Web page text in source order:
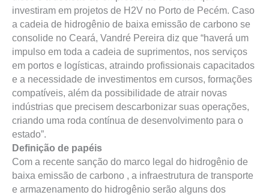
investiram em projetos de H2V no Porto de Pecém. Caso
a cadeia de hidrogênio de baixa emissão de carbono se
consolide no Ceará, Vandré Pereira diz que “haverá um
impulso em toda a cadeia de suprimentos, nos serviços
em portos e logísticas, atraindo profissionais capacitados
e a necessidade de investimentos em cursos, formações
compatíveis, além da possibilidade de atrair novas
indústrias que precisem descarbonizar suas operações,
criando uma roda contínua de desenvolvimento para o
estado”.
Definição de papéis
Com a recente sanção do marco legal do hidrogênio de
baixa emissão de carbono , a infraestrutura de transporte
e armazenamento do hidrogênio serão alguns dos